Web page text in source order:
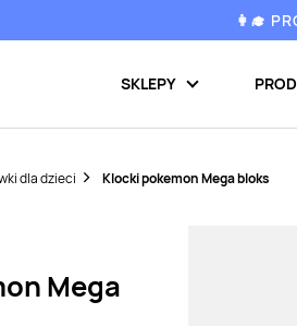
👩‍🎓
SKLEPY
dla dzieci Klocki pokemon Mega bloks
Mega